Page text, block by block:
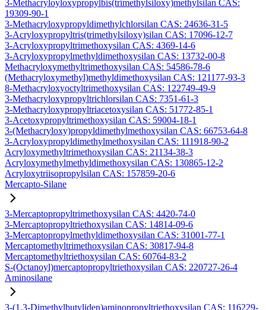
3-Methacryloyloxypropylbis(trimethylsiloxy)methylsilan CAS:
19309-90-1
3-Methacryloxypropyldimethylchlorsilan CAS: 24636-31-5
3-Acryloxypropyltris(trimethylsiloxy)silan CAS: 17096-12-7
3-Acryloxypropyltrimethoxysilan CAS: 4369-14-6
3-Acryloxypropylmethyldimethoxysilan CAS: 13732-00-8
Methacryloxymethyltrimethoxysilan CAS: 54586-78-6
(Methacryloxymethyl)methyldimethoxysilan CAS: 121177-93-3
8-Methacryloxyoctyltrimethoxysilan CAS: 122749-49-9
3-Methacryloxypropyltrichlorsilan CAS: 7351-61-3
3-Methacryloxypropyltriacetoxysilan CAS: 51772-85-1
3-Acetoxypropyltrimethoxysilan CAS: 59004-18-1
3-(Methacryloxy)propyldimethylmethoxysilan CAS: 66753-64-8
3-Acryloxypropyldimethylmethoxysilan CAS: 111918-90-2
Acryloxymethyltrimethoxysilan CAS: 21134-38-3
Acryloxymethylmethyldimethoxysilan CAS: 130865-12-2
Acryloxytriisopropylsilan CAS: 157859-20-6
Mercapto-Silane
3-Mercaptopropyltrimethoxysilan CAS: 4420-74-0
3-Mercaptopropyltriethoxysilan CAS: 14814-09-6
3-Mercaptopropylmethyldimethoxysilan CAS: 31001-77-1
Mercaptomethyltrimethoxysilan CAS: 30817-94-8
Mercaptomethyltriethoxysilan CAS: 60764-83-2
S-(Octanoyl)mercaptopropyltriethoxysilan CAS: 220727-26-4
Aminosilane
3-(1,3-Dimethylbutyliden)aminopropyltriethoxysilan CAS: 116229-